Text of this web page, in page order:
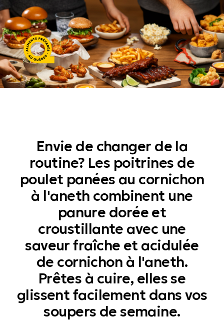
Aliments préparés au Québec
Envie de changer de la
routine? Les poitrines de
poulet panées au cornichon
à l'aneth combinent une
panure dorée et
croustillante avec une
saveur fraîche et acidulée
de cornichon à l'aneth.
Prêtes à cuire, elles se
glissent facilement dans vos
soupers de semaine.